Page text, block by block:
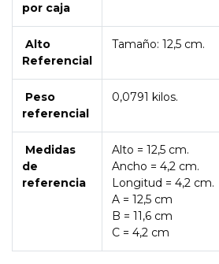
por caja
Alto
Referencial
Tamaño: 12,5 cm.
Peso
referencial
0,0791 kilos.
Medidas
de
referencia
Alto = 12,5 cm.
Ancho = 4,2 cm.
Longitud = 4,2 cm.
A = 12,5 cm
B = 11,6 cm
C = 4,2 cm